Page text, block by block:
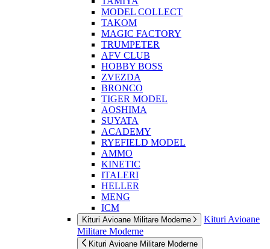
MODEL COLLECT
TAKOM
MAGIC FACTORY
TRUMPETER
AFV CLUB
HOBBY BOSS
ZVEZDA
BRONCO
TIGER MODEL
AOSHIMA
SUYATA
ACADEMY
RYEFIELD MODEL
AMMO
KINETIC
ITALERI
HELLER
MENG
ICM
Kituri Avioane Militare Moderne
Kituri Avioane
Militare Moderne
Kituri Avioane Militare Moderne